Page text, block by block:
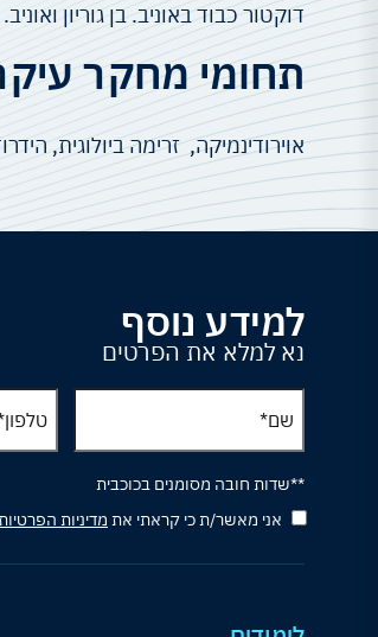
דוקטור כבוד באוניב. בן גוריון
תחומי מחקר
אוירודינמיקה, זרימה ביולוגית,
למידע נוסף
נא למלא את הפרטים
אני מאשר/ת כי קראתי את מדיניות הפרטיות
**שדות חובה מסומנים בכוכבית